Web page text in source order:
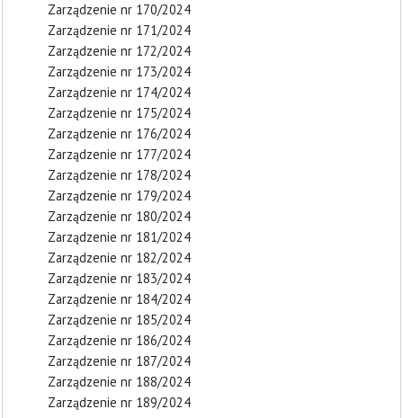
Zarządzenie nr 170/2024
Zarządzenie nr 171/2024
Zarządzenie nr 172/2024
Zarządzenie nr 173/2024
Zarządzenie nr 174/2024
Zarządzenie nr 175/2024
Zarządzenie nr 176/2024
Zarządzenie nr 177/2024
Zarządzenie nr 178/2024
Zarządzenie nr 179/2024
Zarządzenie nr 180/2024
Zarządzenie nr 181/2024
Zarządzenie nr 182/2024
Zarządzenie nr 183/2024
Zarządzenie nr 184/2024
Zarządzenie nr 185/2024
Zarządzenie nr 186/2024
Zarządzenie nr 187/2024
Zarządzenie nr 188/2024
Zarządzenie nr 189/2024